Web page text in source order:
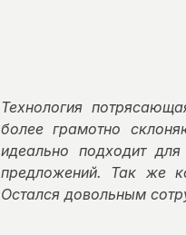
Технология
более грамотно
идеально подходит
предложений. Так же
Остался довольным